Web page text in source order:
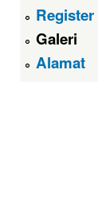
Galeri
Alamat